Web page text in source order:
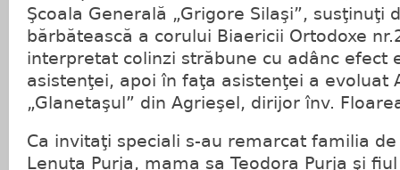
Şcoala Generală „Grigore Silaşi”, susţinuţi
bărbătească a corului Biaericii Ortodoxe
interpretat colinzi străbune cu adânc efect
asistenţei, apoi în faţa asistenţei a evoluat
„Glanetaşul” din Agrieşel, dirijor înv.
Ca invitaţi speciali s-au remarcat familia
Lenuţa Purja, mama sa Teodora Purja şi